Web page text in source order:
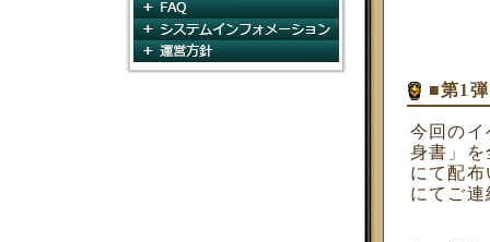
■第1
今回の
身書」
にて配
にてご